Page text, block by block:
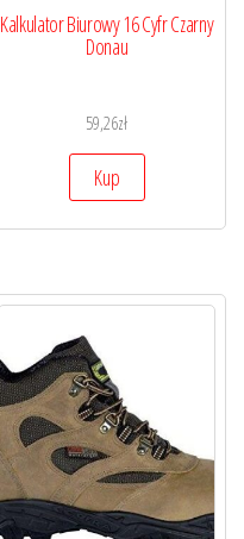
Kalkulator Biurowy 16 Cyfr Czarny
Donau
59,26zł
Kup